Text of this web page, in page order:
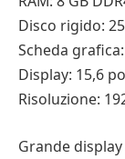
Disco rigido:
Scheda
Display: 15,6
Risoluzione:
Grande